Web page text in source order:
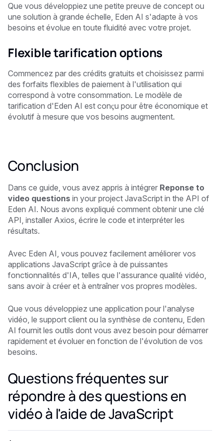
Que vous développiez une petite preuve de concept ou
une solution à grande échelle, Eden AI s'adapte à vos
besoins et évolue en toute fluidité avec votre projet.
Flexible tarification options
Commencez par des crédits gratuits et choisissez parmi
des forfaits flexibles de paiement à l'utilisation qui
correspond à votre consommation. Le modèle de
tarification d'Eden AI est conçu pour être économique et
évolutif à mesure que vos besoins augmentent.
Conclusion
Dans ce guide, vous avez appris à intégrer Reponse to
video questions in your project JavaScript in the API of
Eden AI. Nous avons expliqué comment obtenir une clé
API, installer Axios, écrire le code et interpréter les
résultats.
Avec Eden AI, vous pouvez facilement améliorer vos
applications JavaScript grâce à de puissantes
fonctionnalités d'IA, telles que l'assurance qualité vidéo,
sans avoir à créer et à entraîner vos propres modèles.
Que vous développiez une application pour l'analyse
vidéo, le support client ou la synthèse de contenu, Eden
AI fournit les outils dont vous avez besoin pour démarrer
rapidement et évoluer en fonction de l'évolution de vos
besoins.
Questions fréquentes sur
répondre à des questions en
vidéo à l'aide de JavaScript